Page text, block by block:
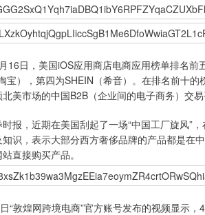
日，美国iOS应用商店电商应用榜单排名前
宝），第四为SHEIN（希音）。在排名前十
美市场的中国B2B（企业间的电子商务）交易
，近期在美国刮起了一场“中国工厂旋风”，
识，表示大部分西方奢侈品牌的产品都是在
直接购买产品。
煌网跨境电商”官方账号发布的视频显示，